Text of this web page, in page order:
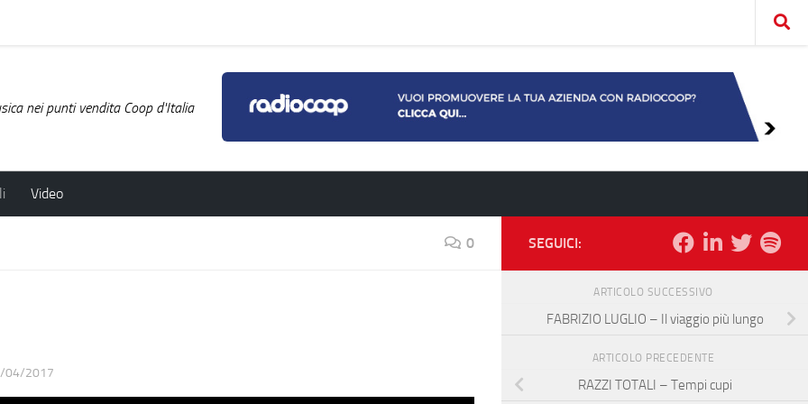
nei punti vendita Coop d'Italia
Video
0
04/2017
SEGUICI:
ARTICOLO SUCCESSIVO
FABRIZIO LUGLIO – Il viaggio più lungo
ARTICOLO PRECEDENTE
RAZZI TOTALI – Tempi cupi